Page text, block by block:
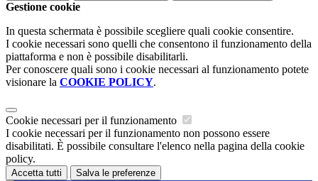
Gestione cookie
In questa schermata è possibile scegliere quali cookie consentire.
I cookie necessari sono quelli che consentono il funzionamento della
piattaforma e non è possibile disabilitarli.
Per conoscere quali sono i cookie necessari al funzionamento potete
visionare la COOKIE POLICY.
Cookie necessari per il funzionamento
I cookie necessari per il funzionamento non possono essere
disabilitati. È possibile consultare l'elenco nella pagina della cookie
policy.
Accetta tutti Salva le preferenze